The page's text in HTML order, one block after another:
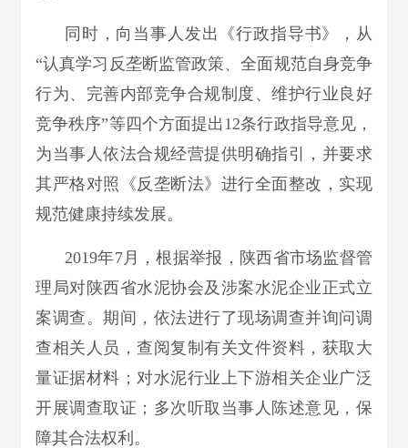
同时，向当事人发出《行政指导书》，从
“认真学习反垄断监管政策、全面规范自身竞争
行为、完善内部竞争合规制度、维护行业良好
竞争秩序”等四个方面提出12条行政指导意见，
为当事人依法合规经营提供明确指引，并要求
其严格对照《反垄断法》进行全面整改，实现
规范健康持续发展。
2019年7月，根据举报，陕西省市场监督管
理局对陕西省水泥协会及涉案水泥企业正式立
案调查。期间，依法进行了现场调查并询问调
查相关人员，查阅复制有关文件资料，获取大
量证据材料；对水泥行业上下游相关企业广泛
开展调查取证；多次听取当事人陈述意见，保
障其合法权利。